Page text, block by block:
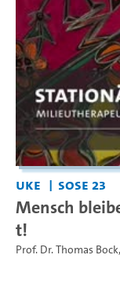
UKE SoSe 23
Mensch
t!
Prof. Dr. Thomas Bock,